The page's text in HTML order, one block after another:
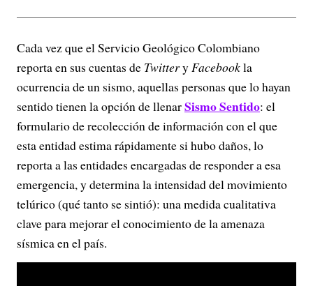
Cada vez que el Servicio Geológico Colombiano
reporta en sus cuentas de TwitteryFacebookla
ocurrencia de un sismo, aquellas personas que lo hayan
sentido tienen la opción de llenarSismo Sentido: el
formulario de recolección de información con el que
esta entidad estima rápidamente si hubo daños, lo
reporta a las entidades encargadas de responder a esa
emergencia, y determina la intensidad del movimiento
telúrico (qué tanto se sintió): una medida cualitativa
clave para mejorar el conocimiento de la amenaza
sísmica en el país.